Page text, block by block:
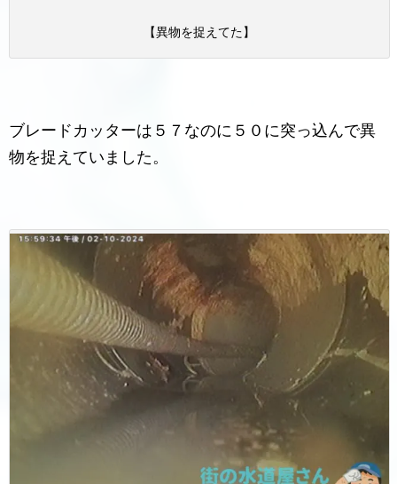
【異物を捉えてた】
ブレードカッターは５７なのに５０に突っ込んで異
物を捉えていました。